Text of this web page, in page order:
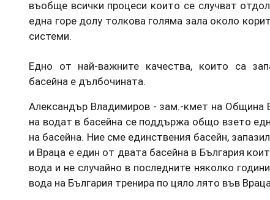
въобще всички процеси които се случват
една горе долу толкова голяма зала около
системи.
Едно от най-важните качества, които са
басейна е дълбочината.
Александър Владимиров - зам.-кмет на Община
на водат в басейна се поддържа общо взето
на басейна. Ние сме единствения басейн,
и Враца е един от двата басейна в България
вода и не случайно в последните няколко
вода на България тренира по цяло лято във